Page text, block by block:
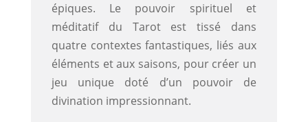
épiques. Le pouvoir spirituel et
méditatif du Tarot est tissé dans
quatre contextes fantastiques, liés aux
éléments et aux saisons, pour créer un
jeu unique doté d’un pouvoir de
divination impressionnant.